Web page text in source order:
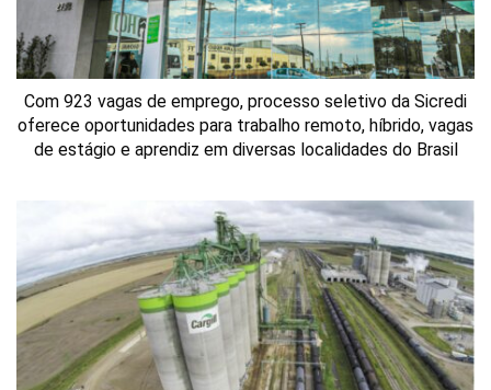
Com 923 vagas de emprego, processo seletivo da Sicredi
oferece oportunidades para trabalho remoto, híbrido, vagas
de estágio e aprendiz em diversas localidades do Brasil